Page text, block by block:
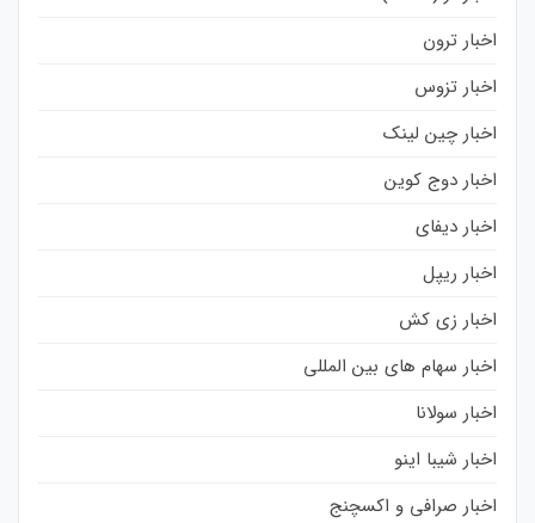
اخبار ترون
اخبار تزوس
اخبار چین لینک
اخبار دوج کوین
اخبار دیفای
اخبار ریپل
اخبار زی کش
اخبار سهام های بین المللی
اخبار سولانا
اخبار شیبا اینو
اخبار صرافی و اکسچنج